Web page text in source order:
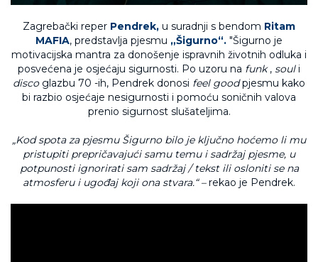
Zagrebački reper Pendrek, u suradnji s bendom Ritam
MAFIA, predstavlja pjesmu „Šigurno“. "Šigurno je
motivacijska mantra za donošenje ispravnih životnih odluka i
posvećena je osjećaju sigurnosti. Po uzoru na funk, souli
discoglazbu 70 -ih, Pendrek donosi feel goodpjesmu kako
bi razbio osjećaje nesigurnosti i pomoću soničnih valova
prenio sigurnost slušateljima.
„Kod spota za pjesmu Šigurno bilo je ključno hoćemo li mu
pristupiti prepričavajući samu temu i sadržaj pjesme, u
potpunosti ignorirati sam sadržaj / tekst ili osloniti se na
atmosferu i ugođaj koji ona stvara.“ –rekao je Pendrek.